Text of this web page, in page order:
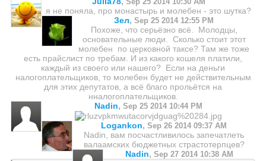
Sep 25 2014 10:30 AM
я не поняла, про монастырь и молебен - это шутка?
Зел, Sep 25 2014 12:55 PM
Похоже, что серьёзно всё. Молодцы,
основательные люди. Сколько стоит этот
молебен по церковной таксе? Там же тоже
есть прайслист по требам. И из какого кошеля платили,
каждый из своего или нашего? Если на деньги
налогоплательщиков, то молебен будет не действительным
для этих депутатов, а всё благо прольётся на
нналогоплательщиков.
Nadin, Sep 25 2014 10:44 PM
Logankon, Sep 26 2014 09:37 AM
Nadin, вам посчастливилось запечатлеть
валаамских бюджетных страстотерпцев?
Nadin, Sep 27 2014 10:38 AM